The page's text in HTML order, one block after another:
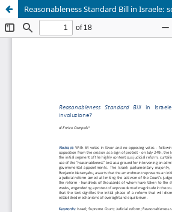
Reasonableness Standard Bill in Israele: